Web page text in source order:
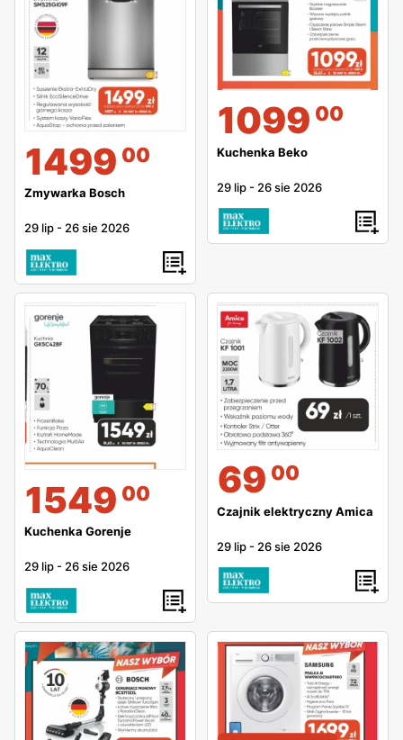
1499 00
Zmywarka Bosch
29 lip - 26 sie 2026
1099 00
Kuchenka Beko
29 lip - 26 sie 2026
1549 00
Kuchenka Gorenje
29 lip - 26 sie 2026
69 00
Czajnik elektryczny Amica
29 lip - 26 sie 2026